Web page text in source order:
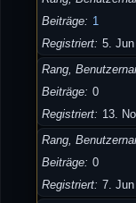
Beiträge
1
Registriert 5.
Rang,
Beiträge 0
Registriert
13.
Rang,
Beiträge 0
Registriert 7.